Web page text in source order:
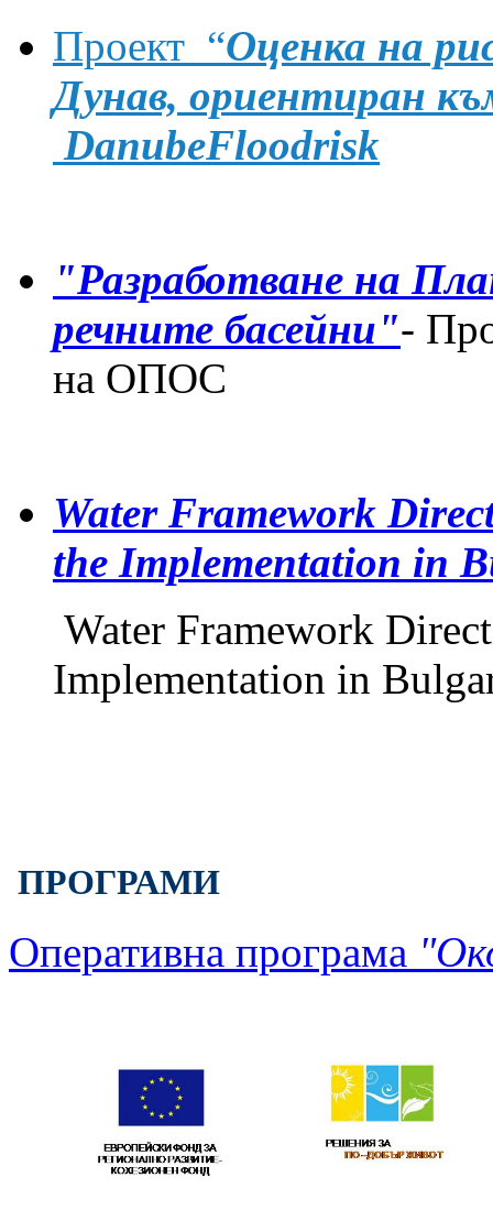
Проект “Оценка на
Дунaв, ориентиран
DanubeFloodrisk
"Разработване на
речните басейни"-
на ОПОС
Water Framework
the Implementation in
Water Framework
Implementation in
ПРОГРАМИ
Оперативна програма